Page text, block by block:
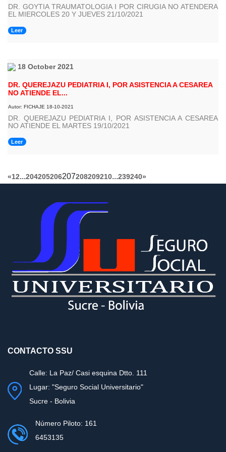
DR. GOYTIA TRAUMATOLOGIA I POR CIRUGIA NO ATENDERA
EL MIERCOLES 20 Y JUEVES 21/10/2021
Leer
18 October 2021
DR. QUEREJAZU PEDIATRIA I, POR ASISTENCIA A CESAREA
NO ATIENDE EL...
Autor: FICHAJE 18-10-2021
DR. QUEREJAZU PEDIATRIA I, POR ASISTENCIA A CESAREA
NO ATIENDE EL MARTES 19/10/2021
Leer
«12...204205206207208209210...239240»
CONTACTO SSU
Calle: La Paz/ Casi esquina Dtto. 111
Lugar: "Seguro Social Universitario"
Sucre - Bolivia
Número Piloto: 161
6453135